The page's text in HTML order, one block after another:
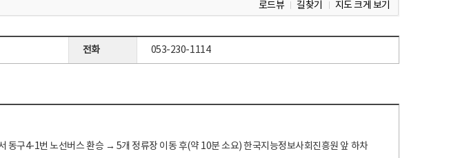
로드뷰 길찾기 지도 크게 보기
전화 053-230-1114
구4-1번 노선버스 환승 → 5개 정류장 이동 후(약 10분 소요) 한국지능정보사회진흥원 앞 하차